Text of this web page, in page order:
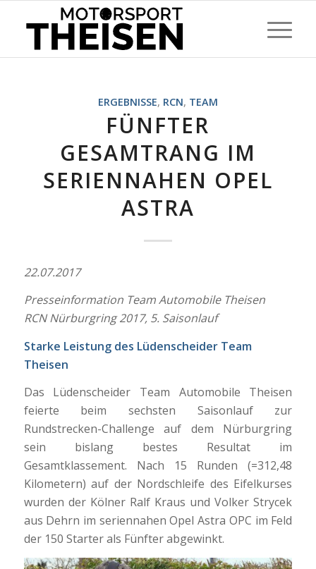
ERGEBNISSE, RCN, TEAM
FÜNFTER
GESAMTRANG IM
SERIENNAHEN OPEL
ASTRA
22.07.2017
Presseinformation Team Automobile Theisen
RCN Nürburgring 2017, 5. Saisonlauf
Starke Leistung des Lüdenscheider Team
Theisen
Das Lüdenscheider Team Automobile Theisen
feierte beim sechsten Saisonlauf zur
Rundstrecken-Challenge auf dem Nürburgring
sein bislang bestes Resultat im
Gesamtklassement. Nach 15 Runden (=312,48
Kilometern) auf der Nordschleife des Eifelkurses
wurden der Kölner Ralf Kraus und Volker Strycek
aus Dehrn im seriennahen Opel Astra OPC im Feld
der 150 Starter als Fünfter abgewinkt.